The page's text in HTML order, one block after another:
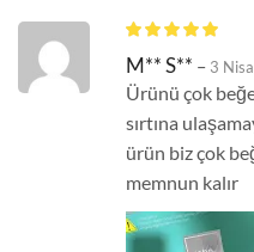
M** S** – 3
Ürünü çok
sırtına
ürün biz çok
memnun kalır